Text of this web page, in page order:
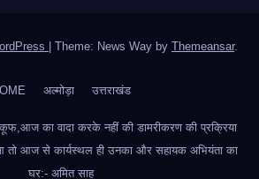
Theme: News Way by Themeansar.
अल्मोड़ा उत्तराखंड
का वादा करके नहीं की डामरीकरण की प्रक्रिया
हुआ तो आज से कार्यस्थल ही उनका और सहायक अभियंता का
घर:- अमित साह